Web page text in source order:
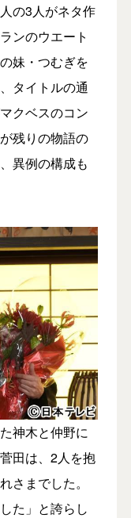
の3人がネタ作
ンのウエート
妹・つむぎを
タイトルの通
クベスのコン
残りの物語の
異例の構成も
神木と仲野に
田は、2人を抱
さまでした。
た」と誇らし